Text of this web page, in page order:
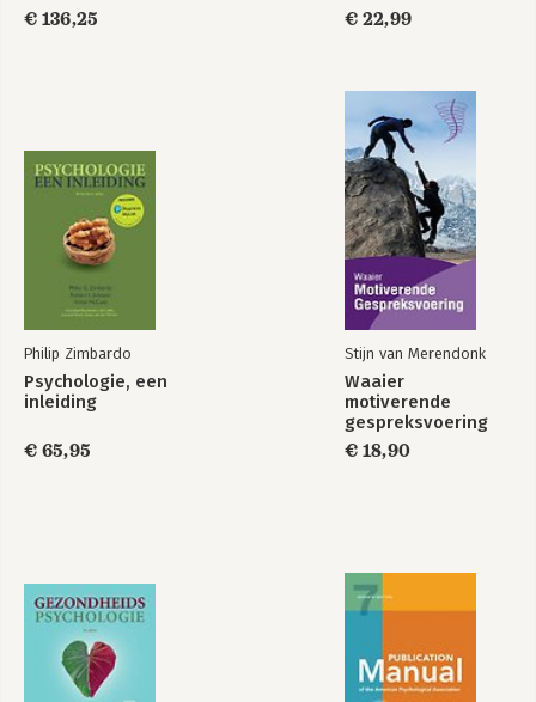
€ 136,25
€ 22,99
Philip Zimbardo
Psychologie, een
inleiding
€ 65,95
Stijn van Merendonk
Waaier
motiverende
gespreksvoering
€ 18,90